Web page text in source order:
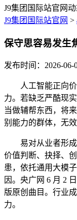
J9集团国际站官网
J9集团国际站官网 >
保守思容易发生
发布时间：2026-
人工智能正向价
力。若缺乏严酷现
当做辅帮东西，将
别能力的群体，无
易对从业者形成
价值判断、抉择、
患，依托通用大模
因。央广网 6 月 2
版原创曲目。行业
力。